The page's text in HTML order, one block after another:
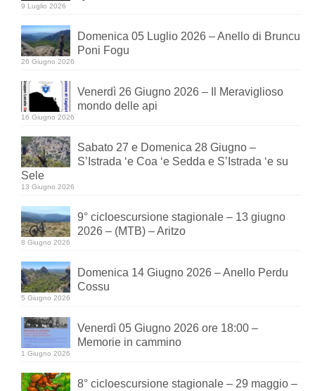
9 Luglio 2026
Domenica 05 Luglio 2026 – Anello di Bruncu
Poni Fogu
26 Giugno 2026
Venerdì 26 Giugno 2026 – Il Meraviglioso
mondo delle api
16 Giugno 2026
Sabato 27 e Domenica 28 Giugno –
S’Istrada ‘e Coa ‘e Sedda e S’Istrada ‘e su
Sele
13 Giugno 2026
9° cicloescursione stagionale – 13 giugno
2026 – (MTB) – Aritzo
8 Giugno 2026
Domenica 14 Giugno 2026 – Anello Perdu
Cossu
5 Giugno 2026
Venerdì 05 Giugno 2026 ore 18:00 –
Memorie in cammino
1 Giugno 2026
8° cicloescursione stagionale – 29 maggio –